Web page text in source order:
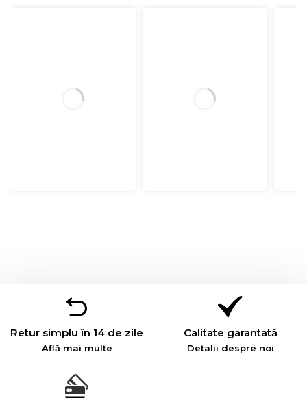
Retur simplu în 14 de zile
Află mai multe
Calitate garantată
Detalii despre noi